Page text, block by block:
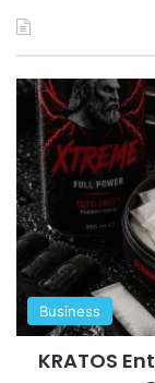
Business
KRATOS